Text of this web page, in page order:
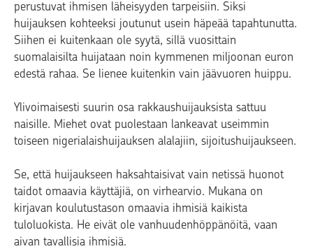
perustuvat ihmisen läheisyyden tarpeisiin. Siksi
huijauksen kohteeksi joutunut usein häpeää tapahtunutta.
Siihen ei kuitenkaan ole syytä, sillä vuosittain
suomalaisilta huijataan noin kymmenen miljoonan euron
edestä rahaa. Se lienee kuitenkin vain jäävuoren huippu.
Ylivoimaisesti suurin osa rakkaushuijauksista sattuu
naisille. Miehet ovat puolestaan lankeavat useimmin
toiseen nigerialaishuijauksen alalajiin, sijoitushuijaukseen.
Se, että huijaukseen haksahtaisivat vain netissä huonot
taidot omaavia käyttäjiä, on virhearvio. Mukana on
kirjavan koulutustason omaavia ihmisiä kaikista
tuloluokista. He eivät ole vanhuudenhöppänöitä, vaan
aivan tavallisia ihmisiä.